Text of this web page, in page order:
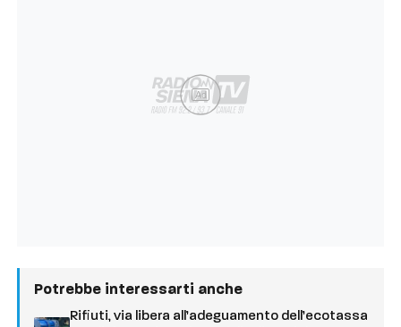
Ad
Potrebbe interessarti anche
Rifiuti, via libera all’adeguamento dell’ecotassa